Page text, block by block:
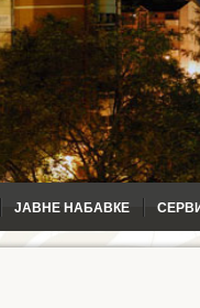
ЈАВНЕ НАБАВКЕ